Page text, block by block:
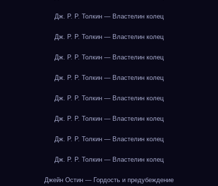
Дж. Р. Р. Толкин — Властелин колец
Дж. Р. Р. Толкин — Властелин колец
Дж. Р. Р. Толкин — Властелин колец
Дж. Р. Р. Толкин — Властелин колец
Дж. Р. Р. Толкин — Властелин колец
Дж. Р. Р. Толкин — Властелин колец
Дж. Р. Р. Толкин — Властелин колец
Дж. Р. Р. Толкин — Властелин колец
Джейн Остин — Гордость и предубеждение